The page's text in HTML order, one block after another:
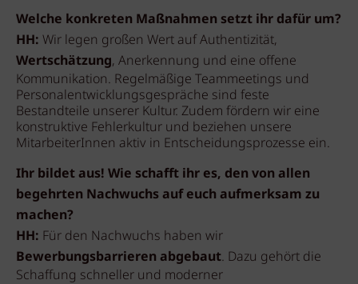
Welche konkreten Maßnahmen setzt ihr dafür um?
HH: Wir legen großen Wert auf Authentizität,
Wertschätzung, Anerkennung und eine offene
Kommunikation. Regelmäßige Teammeetings und
Personalentwicklungsgespräche sind feste
Bestandteile unserer Kultur. Zudem fördern wir eine
konstruktive Fehlerkultur und beziehen unsere
MitarbeiterInnen aktiv in Entscheidungsprozesse ein.
Ihr bildet aus! Wie schafft ihr es, den von allen
begehrten Nachwuchs auf euch aufmerksam zu
machen?
HH: Für den Nachwuchs haben wir
Bewerbungsbarrieren abgebaut. Dazu gehört die
Schaffung schneller und moderner